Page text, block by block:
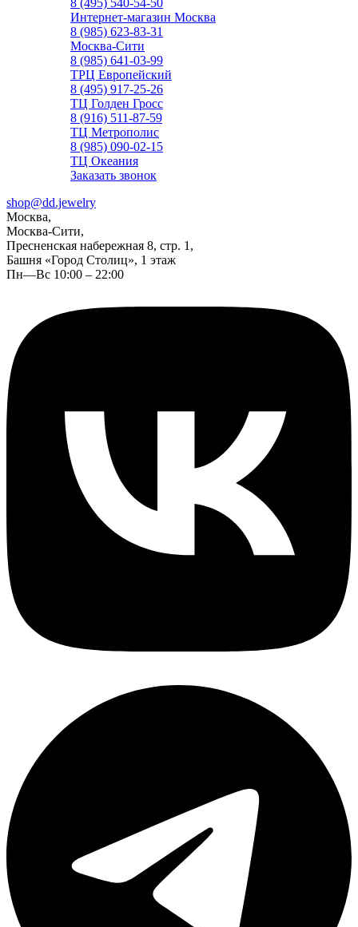
8 (495) 540-54-50
Интернет-магазин Москва
8 (985) 623-83-31
Москва-Сити
8 (985) 641-03-99
ТРЦ Европейский
8 (495) 917-25-26
ТЦ Голден Гросс
8 (916) 511-87-59
ТЦ Метрополис
8 (985) 090-02-15
ТЦ Океания
Заказать звонок
shop@dd.jewelry
Москва,
Москва-Сити,
Пресненская набережная 8, стр. 1,
Башня «Город Столиц», 1 этаж
Пн—Вс 10:00 – 22:00